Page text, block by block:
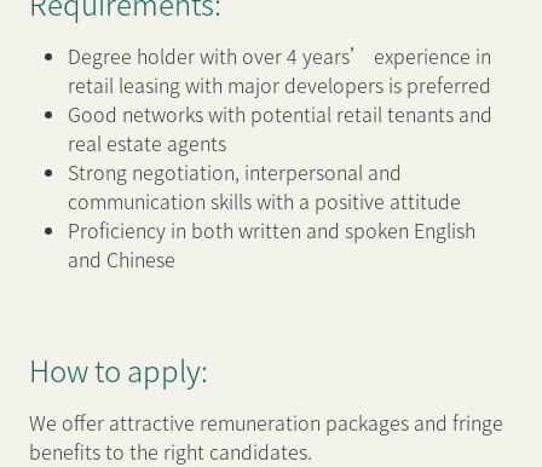
Degree holder with over 4 years’ experience in
retail leasing with major developers is preferred
Good networks with potential retail tenants and
real estate agents
Strong negotiation, interpersonal and
communication skills with a positive attitude
Proficiency in both written and spoken English
and Chinese
How to apply:
We offer attractive remuneration packages and fringe
benefits to the right candidates.